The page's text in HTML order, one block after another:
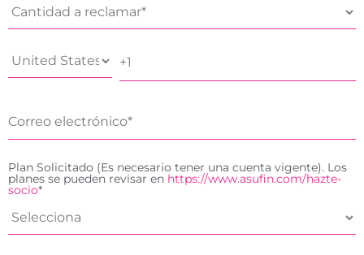
Plan Solicitado (Es necesario tener una cuenta vigente). Los
planes se pueden revisar en https://www.asufin.com/hazte-
socio*